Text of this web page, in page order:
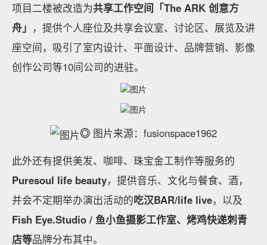
项目二楼被改造为共享工作空间「The ARK 创意方
舟」 ，提供个人座位及共享会议室、讨论区、展览及讲
座空间，吸引了室内设计、平面设计、品牌营销、影像
创作公司等10间公司的进驻。
◎ 图片来源：fusionspace1962
此外还有提供美发、咖啡、珠宝金工制作等服务的
Puresoul life beauty，提供音乐、文化与餐食、酒，
并会不定期举办演出活动的吃汉BAR/life live，以及
Fish Eye.Studio / 鱼小鱼摄影工作室、烤鸡快递刺青
店等品牌分布其中。